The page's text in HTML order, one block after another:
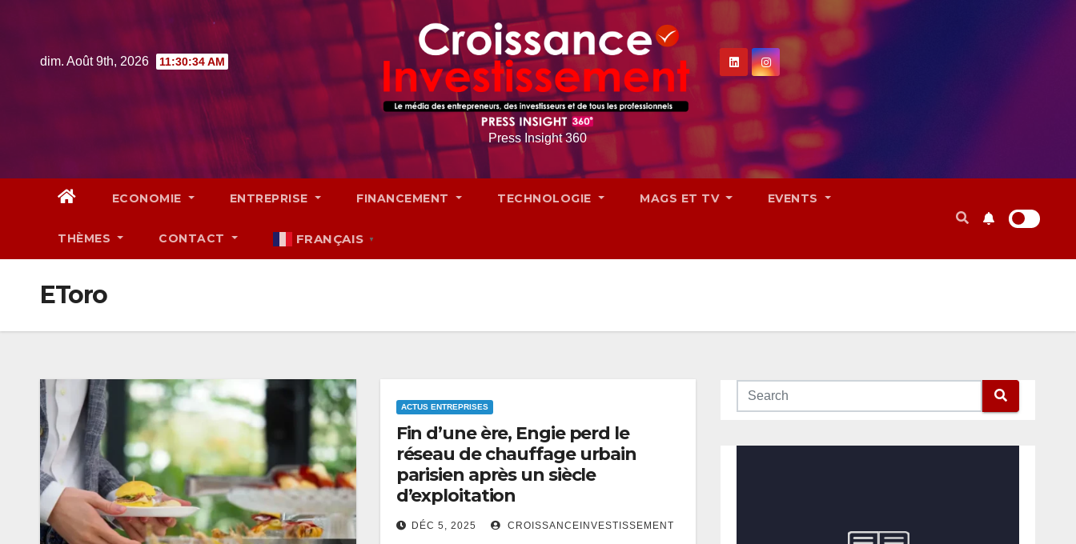
contentdim. Août 9th, 2026 11:30:36 AM
Press Insight 360
ECONOMIE ENTREPRISE FINANCEMENT TECHNOLOGIE MAGS ET TV EVENTS
THÈMES CONTACT FRANÇAIS ▼
EToro
ACTUS ENTREPRISES
Fin d’une ère, Engie perd le
réseau de chauffage urbain
parisien après un siècle
d’exploitation
DÉC 5, 2025 CROISSANCEINVESTISSEMENT